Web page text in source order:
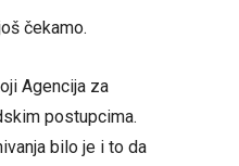
čekamo.
Agencija za
postupcima.
bilo je i to da